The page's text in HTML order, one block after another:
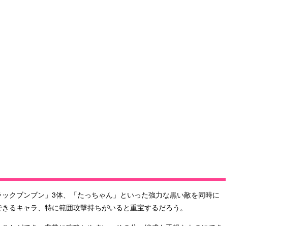
クブンブン」3体、「たっちゃん」といった強力な黒い敵を同時に
るキャラ、特に範囲攻撃持ちがいると重宝するだろう。